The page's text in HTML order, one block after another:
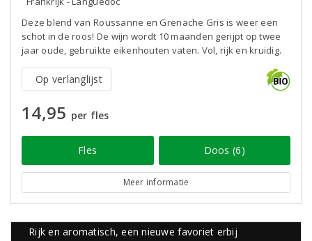
Deze blend van Roussanne en Grenache Gris is weer een
schot in de roos! De wijn wordt 10 maanden gerijpt op twee
jaar oude, gebruikte eikenhouten vaten. Vol, rijk en kruidig.
Op verlanglijst
14,95 per fles
Fles Doos (6)
Meer informatie
Rijk en aromatisch, een nieuwe favoriet erbij